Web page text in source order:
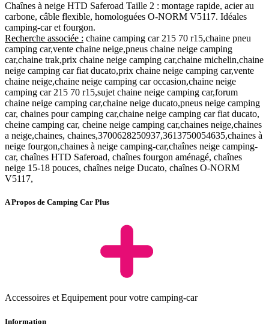
Chaînes à neige HTD Saferoad Taille 2 : montage rapide, acier au
carbone, câble flexible, homologuées O-NORM V5117. Idéales
camping-car et fourgon.
Recherche associée : chaine camping car 215 70 r15,chaine pneu
camping car,vente chaine neige,pneus chaine neige camping
car,chaine trak,prix chaine neige camping car,chaine michelin,chaine
neige camping car fiat ducato,prix chaine neige camping car,vente
chaine neige,chaine neige camping car occasion,chaine neige
camping car 215 70 r15,sujet chaine neige camping car,forum
chaine neige camping car,chaine neige ducato,pneus neige camping
car, chaines pour camping car,chaine neige camping car fiat ducato,
cheine camping car, cheine neige camping car,chaines neige,chaines
a neige,chaines, chaines,3700628250937,3613750054635,chaines à
neige fourgon,chaines à neige camping-car,chaînes neige camping-
car, chaînes HTD Saferoad, chaînes fourgon aménagé, chaînes
neige 15-18 pouces, chaînes neige Ducato, chaînes O-NORM
V5117,
A Propos de Camping Car Plus
Accessoires et Equipement pour votre camping-car
Information